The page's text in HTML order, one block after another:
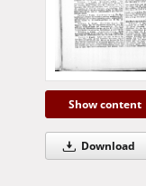
Show content
Download